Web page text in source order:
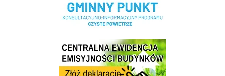
Centrala Ewidencja Emisyjności Budynków - złóż deklarację